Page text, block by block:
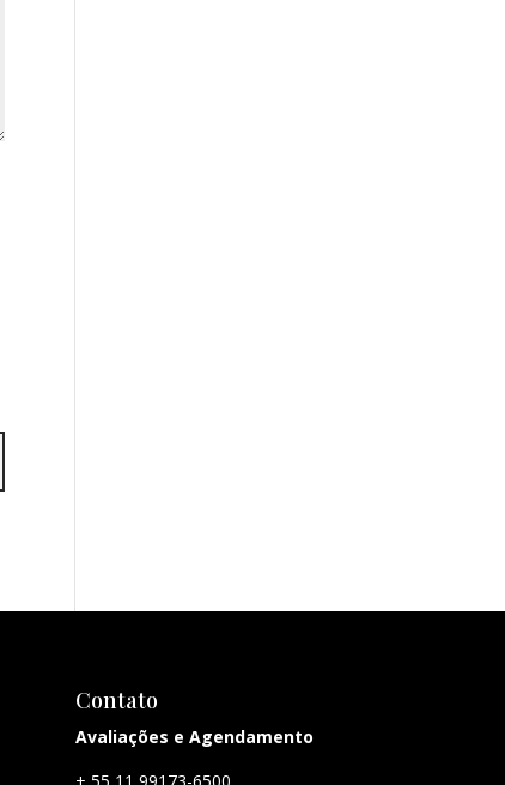
Contato
Avaliações e Agendamento
+ 55 11 99173-6500